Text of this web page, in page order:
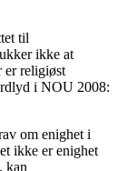
til
ikke at
er religiøst
i NOU 2008:
om enighet i
ikke er enighet
kan